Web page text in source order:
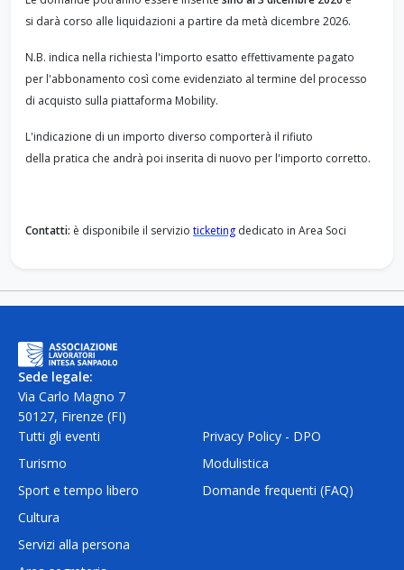
si darà corso alle liquidazioni a partire da metà dicembre 2026.
N.B. indica nella richiesta l'importo esatto effettivamente pagato
per l'abbonamento così come evidenziato al termine del processo
di acquisto sulla piattaforma Mobility.
L'indicazione di un importo diverso comporterà il rifiuto
della pratica che andrà poi inserita di nuovo per l'importo corretto.
Contatti: è disponibile il servizio ticketing dedicato in Area Soci
Sede legale:
Via Carlo Magno 7
50127, Firenze (FI)
Tutti gli eventi
Turismo
Sport e tempo libero
Cultura
Servizi alla persona
Privacy Policy - DPO
Modulistica
Domande frequenti (FAQ)